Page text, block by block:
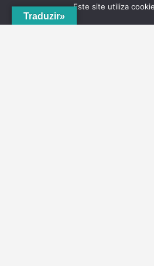
Traduzir»
Este site utiliza